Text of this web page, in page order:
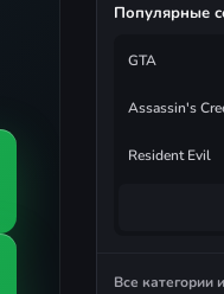
Популярные
GTA
Assassin's
Resident Evil
Все категории